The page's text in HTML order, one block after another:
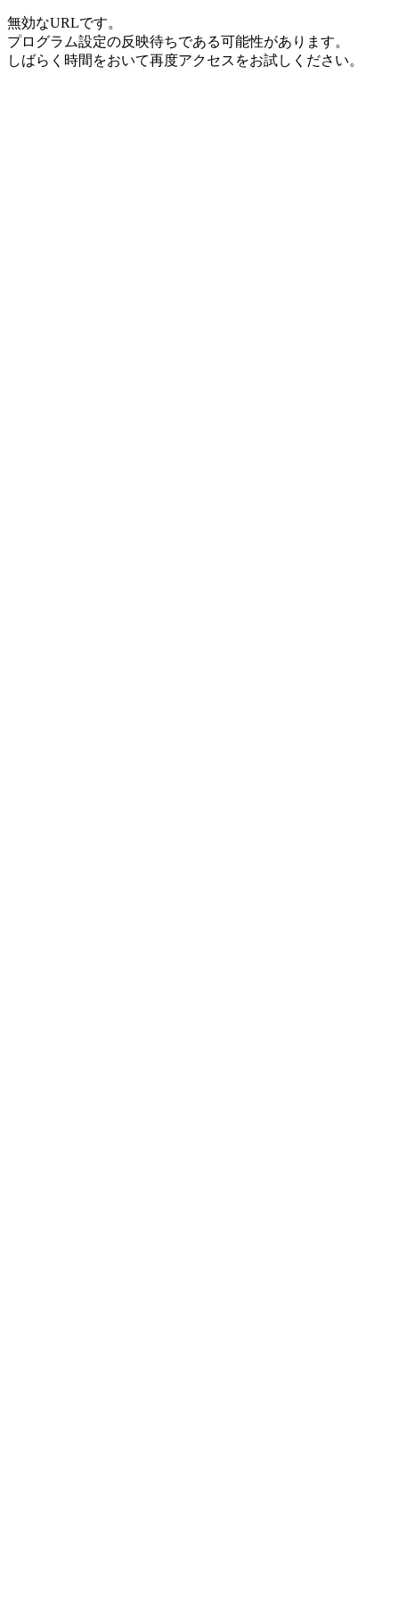
無効なURLです。
プログラム設定の反映待ちである可能性があります。
しばらく時間をおいて再度アクセスをお試しください。